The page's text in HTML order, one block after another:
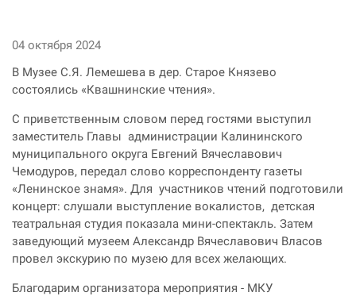
04 октября 2024
В Музее С.Я. Лемешева в дер. Старое Князево
состоялись «Квашнинские чтения».
С приветственным словом перед гостями выступил
заместитель Главы администрации Калининского
муниципального округа Евгений Вячеславович
Чемодуров, передал слово корреспонденту газеты
«Ленинское знамя». Для участников чтений подготовили
концерт: слушали выступление вокалистов, детская
театральная студия показала мини-спектакль. Затем
заведующий музеем Александр Вячеславович Власов
провел экскурию по музею для всех желающих.
Благодарим организатора мероприятия - МКУ